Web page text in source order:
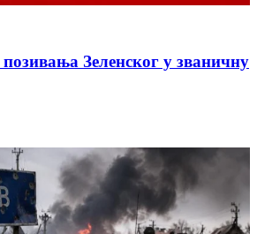
Зеленског у званичну